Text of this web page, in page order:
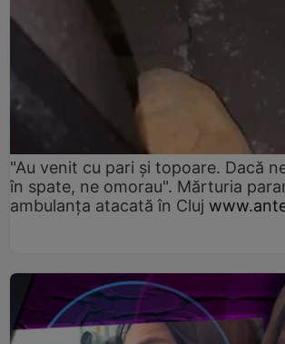
"Au venit cu pari și topoare. Dacă
în spate, ne omorau". Mărturia
ambulanţa atacată în Cluj